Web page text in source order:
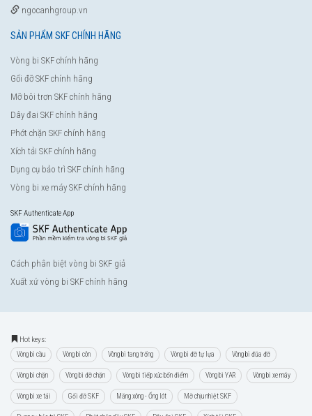
ngocanhgroup.vn
SẢN PHẨM SKF CHÍNH HÃNG
Vòng bi SKF chính hãng
Gối đỡ SKF chính hãng
Mỡ bôi trơn SKF chính hãng
Dây đai SKF chính hãng
Phớt chặn SKF chính hãng
Xích tải SKF chính hãng
Dụng cụ bảo trì SKF chính hãng
Vòng bi xe máy SKF chính hãng
SKF Authenticate App
Cách phân biệt vòng bi SKF giả
Xuất xứ vòng bi SKF chính hãng
Hot keys:
Vòng bi cầu Vòng bi côn Vòng bi tang trống Vòng bi đỡ tự lựa Vòng bi đũa đỡ
Vòng bi chặn Vòng bi đỡ chặn Vòng bi tiếp xúc bốn điểm Vòng bi YAR Vòng bi xe máy
Vòng bi xe tải Gối đỡ SKF Măng xông - Ống lót Mỡ chịu nhiệt SKF